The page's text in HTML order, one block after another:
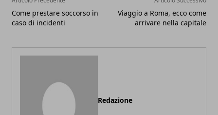
Come prestare soccorso in
caso di incidenti
Viaggio a Roma, ecco come
arrivare nella capitale
Redazione